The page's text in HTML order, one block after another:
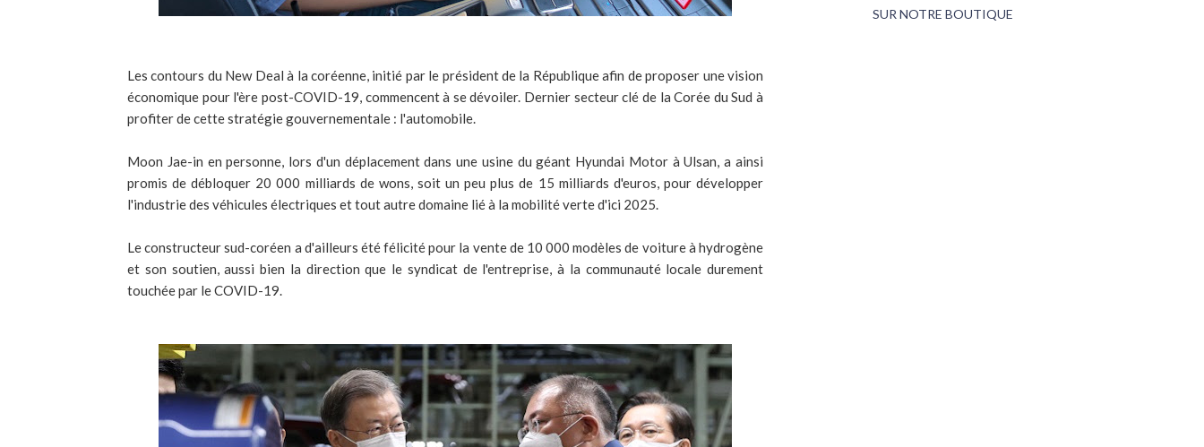
Les contours du New Deal à la coréenne, initié par le président de la République afin de proposer une vision
économique pour l'ère post-COVID-19, commencent à se dévoiler. Dernier secteur clé de la Corée du Sud à
profiter de cette stratégie gouvernementale : l'automobile.
Moon Jae-in en personne, lors d'un déplacement dans une usine du géant Hyundai Motor à Ulsan, a ainsi
promis de débloquer 20 000 milliards de wons, soit un peu plus de 15 milliards d'euros, pour développer
l'industrie des véhicules électriques et tout autre domaine lié à la mobilité verte d'ici 2025.
Le constructeur sud-coréen a d'ailleurs été félicité pour la vente de 10 000 modèles de voiture à hydrogène
et son soutien, aussi bien la direction que le syndicat de l'entreprise, à la communauté locale durement
touchée par le COVID-19.
SUR NOTRE BOUTIQUE